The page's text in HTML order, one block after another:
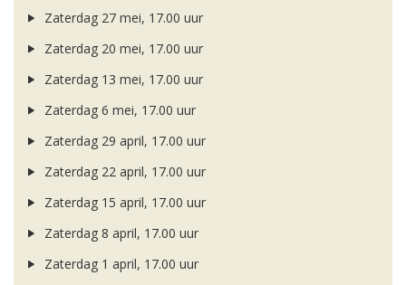
Zaterdag 27 mei, 17.00 uur
Zaterdag 20 mei, 17.00 uur
Zaterdag 13 mei, 17.00 uur
Zaterdag 6 mei, 17.00 uur
Zaterdag 29 april, 17.00 uur
Zaterdag 22 april, 17.00 uur
Zaterdag 15 april, 17.00 uur
Zaterdag 8 april, 17.00 uur
Zaterdag 1 april, 17.00 uur